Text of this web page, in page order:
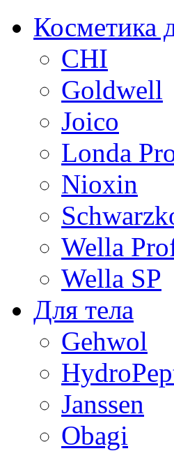
Косметика
CHI
Goldwell
Joico
Londa
Nioxin
Wella
Wella SP
Для тела
Gehwol
Janssen
Obagi